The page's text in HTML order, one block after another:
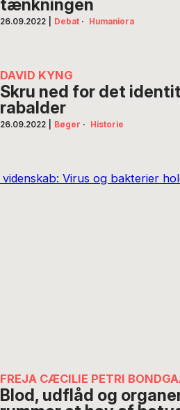
tænkningen
26.09.2022 Debat · Humaniora
DAVID KYNG
Skru ned for det
rabalder
26.09.2022 Bøger · Historie
FREJA CÆCILIE PETRI
Blod, udflåd og